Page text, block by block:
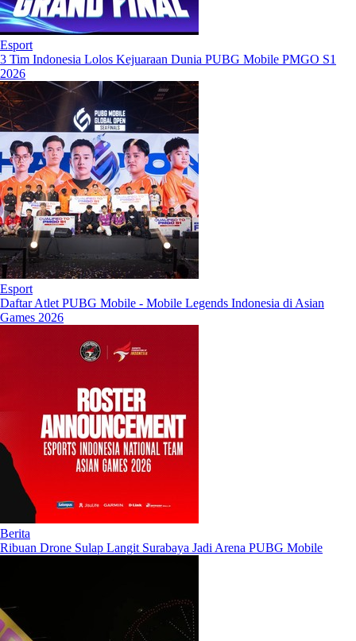
Esport
3 Tim Indonesia Lolos Kejuaraan Dunia PUBG Mobile PMGO S1
2026
Esport
Daftar Atlet PUBG Mobile - Mobile Legends Indonesia di Asian
Games 2026
Berita
Ribuan Drone Sulap Langit Surabaya Jadi Arena PUBG Mobile